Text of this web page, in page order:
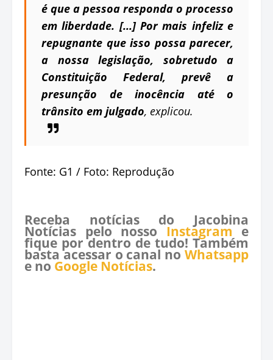
é que a pessoa responda o processo
em liberdade. [...] Por mais infeliz e
repugnante que isso possa parecer,
a nossa legislação, sobretudo a
Constituição Federal, prevê a
presunção de inocência até o
trânsito em julgado, explicou.
Fonte: G1 / Foto: Reprodução
Receba notícias do Jacobina
Notícias pelo nosso Instagram e
fique por dentro de tudo! Também
basta acessar o canal no Whatsapp
e no Google Notícias.